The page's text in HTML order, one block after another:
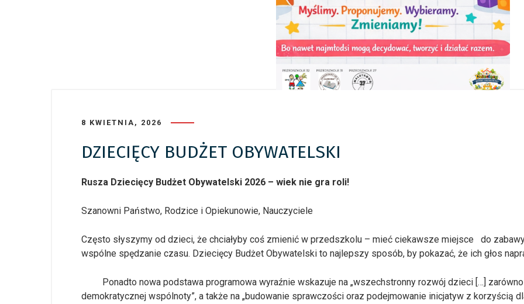
8 KWIETNIA, 2026
DZIECIĘCY BUDŻET OBYWATELSKI
Rusza Dziecięcy Budżet Obywatelski 2026 – wiek nie gra roli!
Szanowni Państwo, Rodzice i Opiekunowie, Nauczyciele
Często słyszymy od dzieci, że chciałyby coś zmienić w przedszkolu – mieć ciekawsze miejsce do
wspólne spędzanie czasu. Dziecięcy Budżet Obywatelski to najlepszy sposób, by pokazać, że ich głos
Ponadto nowa podstawa programowa wyraźnie wskazuje na „wszechstronny rozwój dzieci […] zarówno
demokratycznej wspólnoty”, a także na „budowanie sprawczości oraz podejmowanie inicjatyw z korzyścią